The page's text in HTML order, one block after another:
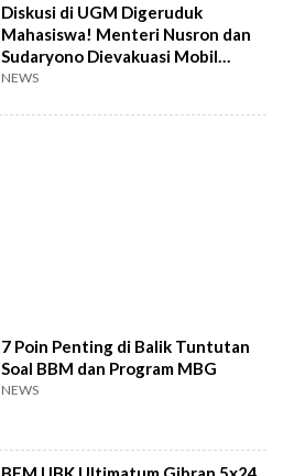
Diskusi di UGM Digeruduk
Mahasiswa! Menteri Nusron dan
Sudaryono Dievakuasi Mobil
Patroli
NEWS
7 Poin Penting di Balik Tuntutan
Soal BBM dan Program MBG
NEWS